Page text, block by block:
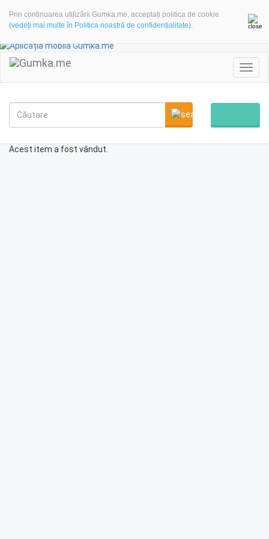
Prin continuarea utilizării Gumka.me, acceptați politica de cookie
(vedeți mai multe în Politica noastră de confidențialitate).
Acest item a fost vândut.